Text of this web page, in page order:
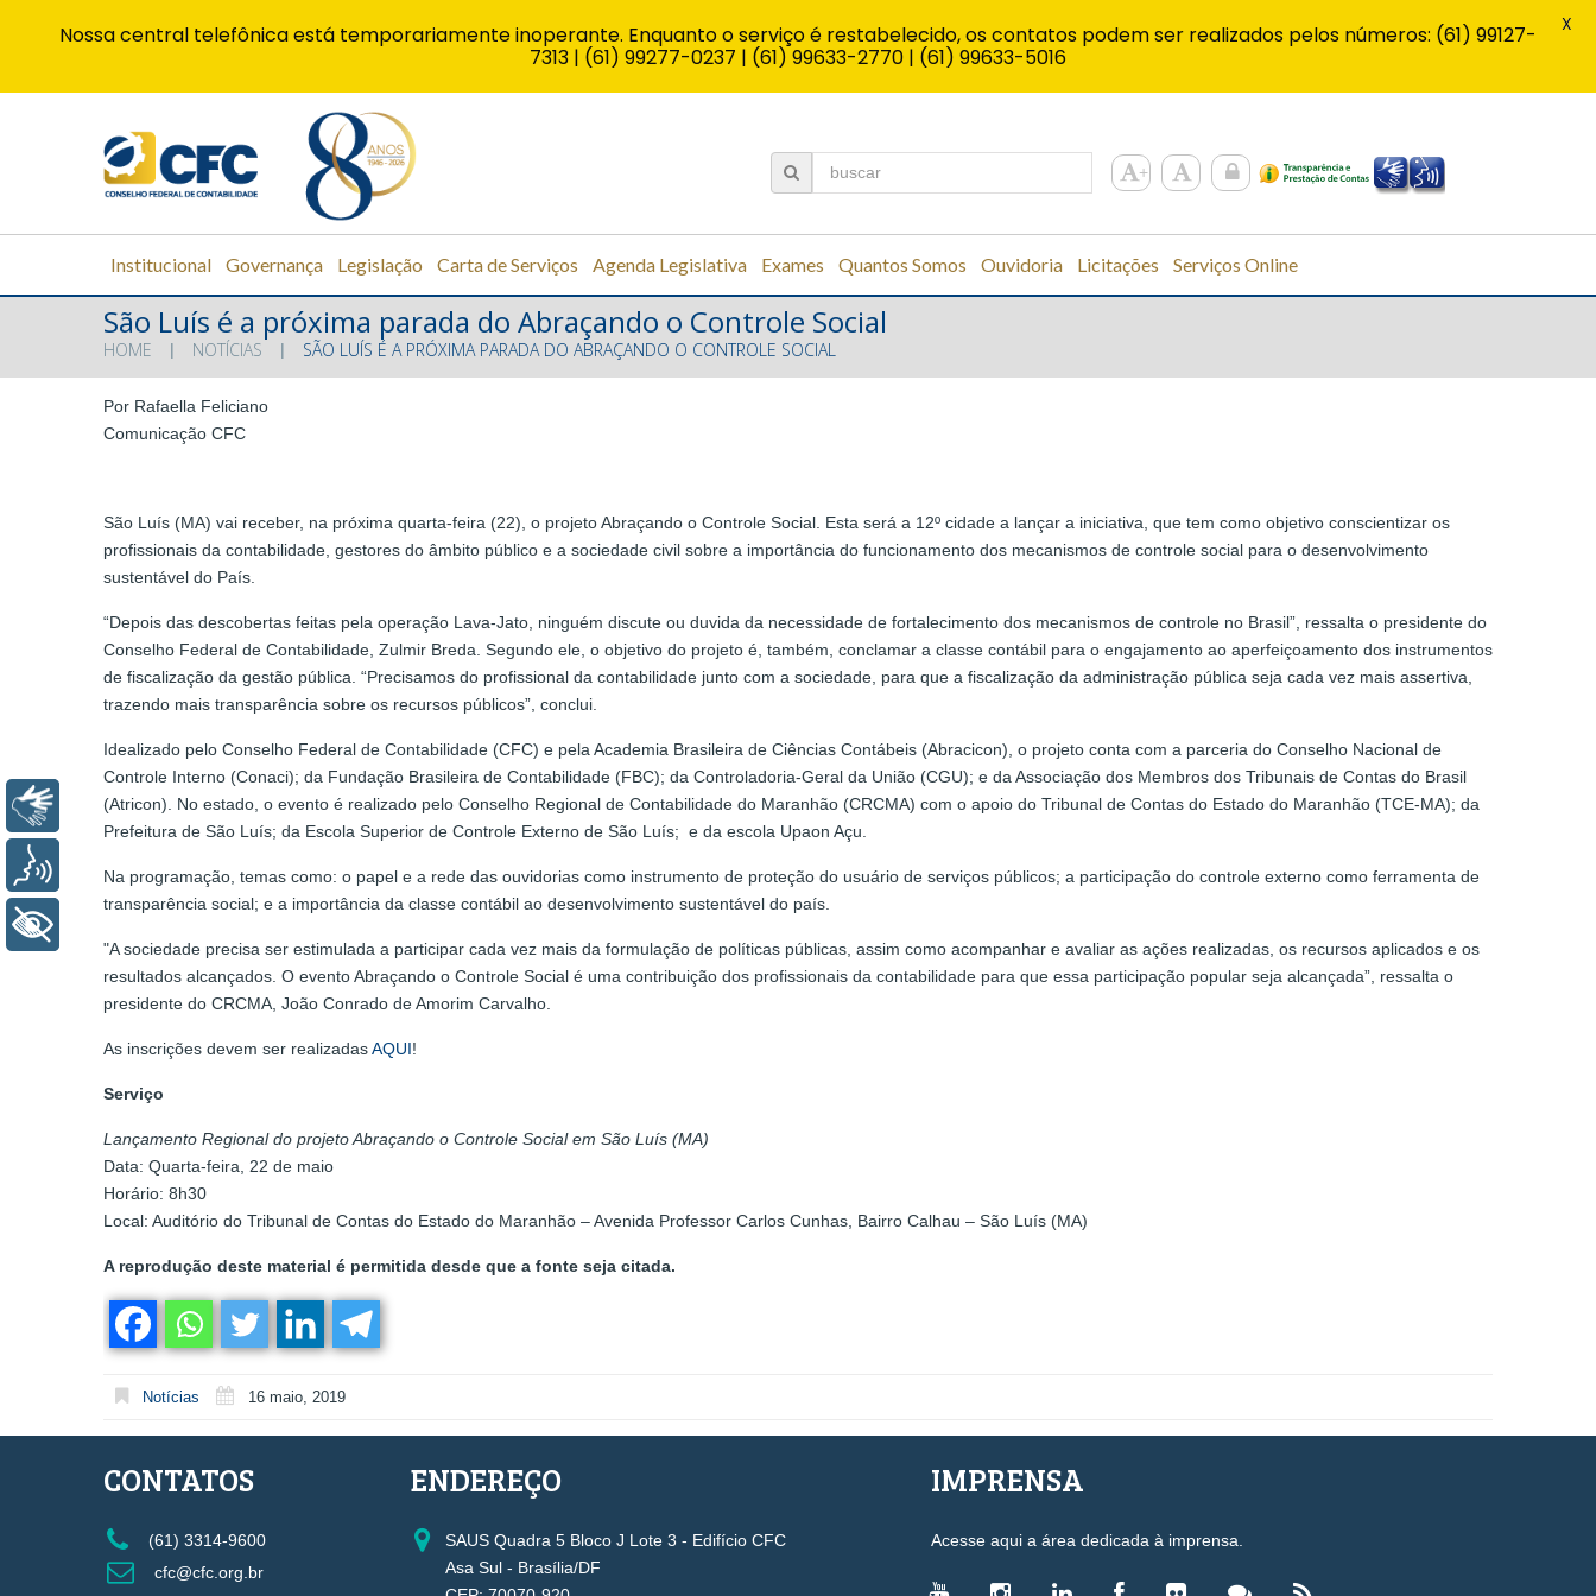
Institucional Governança Legislação Carta de Serviços Agenda Legislativa Exames Quantos Somos Ouvidoria Licitações Serviços Online
São Luís é a próxima parada do Abraçando o Controle Social
HOME NOTÍCIAS SÃO LUÍS É A PRÓXIMA PARADA DO ABRAÇANDO O CONTROLE SOCIAL
Por Rafaella Feliciano
Comunicação CFC
São Luís (MA) vai receber, na próxima quarta-feira (22), o projeto Abraçando o Controle Social. Esta será a 12º cidade a lançar a iniciativa, que tem como objetivo conscientizar os
profissionais da contabilidade, gestores do âmbito público e a sociedade civil sobre a importância do funcionamento dos mecanismos de controle social para o desenvolvimento
sustentável do País.
“Depois das descobertas feitas pela operação Lava-Jato, ninguém discute ou duvida da necessidade de fortalecimento dos mecanismos de controle no Brasil”, ressalta o presidente do
Conselho Federal de Contabilidade, Zulmir Breda. Segundo ele, o objetivo do projeto é, também, conclamar a classe contábil para o engajamento ao aperfeiçoamento dos instrumentos
de fiscalização da gestão pública. “Precisamos do profissional da contabilidade junto com a sociedade, para que a fiscalização da administração pública seja cada vez mais assertiva,
trazendo mais transparência sobre os recursos públicos”, conclui.
Idealizado pelo Conselho Federal de Contabilidade (CFC) e pela Academia Brasileira de Ciências Contábeis (Abracicon), o projeto conta com a parceria do Conselho Nacional de
Controle Interno (Conaci); da Fundação Brasileira de Contabilidade (FBC); da Controladoria-Geral da União (CGU); e da Associação dos Membros dos Tribunais de Contas do Brasil
(Atricon). No estado, o evento é realizado pelo Conselho Regional de Contabilidade do Maranhão (CRCMA) com o apoio do Tribunal de Contas do Estado do Maranhão (TCE-MA); da
Prefeitura de São Luís; da Escola Superior de Controle Externo de São Luís; e da escola Upaon Açu.
Na programação, temas como: o papel e a rede das ouvidorias como instrumento de proteção do usuário de serviços públicos; a participação do controle externo como ferramenta de
transparência social; e a importância da classe contábil ao desenvolvimento sustentável do país.
"A sociedade precisa ser estimulada a participar cada vez mais da formulação de políticas públicas, assim como acompanhar e avaliar as ações realizadas, os recursos aplicados e os
resultados alcançados. O evento Abraçando o Controle Social é uma contribuição dos profissionais da contabilidade para que essa participação popular seja alcançada”, ressalta o
presidente do CRCMA, João Conrado de Amorim Carvalho.
As inscrições devem ser realizadasAQUI!
Serviço
Lançamento Regional do projeto Abraçando o Controle Social em São Luís (MA)
Data: Quarta-feira, 22 de maio
Horário: 8h30
Local: Auditório do Tribunal de Contas do Estado do Maranhão – Avenida Professor Carlos Cunhas, Bairro Calhau – São Luís (MA)
A reprodução deste material é permitida desde que a fonte seja citada.
Notícias 16 maio, 2019
CONTATOS
(61) 3314-9600
cfc@cfc.org.br
ENDEREÇO
SAUS Quadra 5 Bloco J Lote 3 - Edifício CFC
Asa Sul - Brasília/DF
IMPRENSA
Acesse aqui a área dedicada à imprensa.
Nossa central telefônica está temporariamente inoperante. Enquanto o serviço é restabelecido, os contatos podem ser realizados pelos números: (61) 99127-
7313 | (61) 99277-0237 | (61) 99633-2770 | (61) 99633-5016
X
Libras